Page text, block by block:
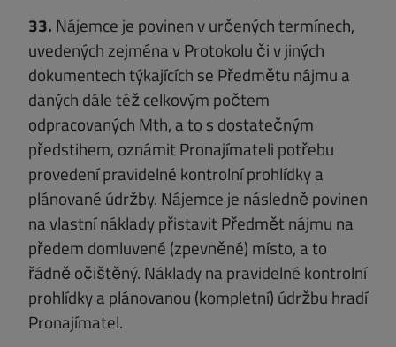
33. Nájemce je povinen v určených termínech,
uvedených zejména v Protokolu či v jiných
dokumentech týkajících se Předmětu nájmu a
daných dále též celkovým počtem
odpracovaných Mth, a to s dostatečným
předstihem, oznámit Pronajímateli potřebu
provedení pravidelné kontrolní prohlídky a
plánované údržby. Nájemce je následně povinen
na vlastní náklady přistavit Předmět nájmu na
předem domluvené (zpevněné) místo, a to
řádně očištěný. Náklady na pravidelné kontrolní
prohlídky a plánovanou (kompletní) údržbu hradí
Pronajímatel.